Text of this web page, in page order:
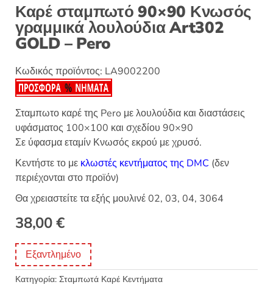
Καρέ σταμπωτό 90×90 Κνωσός
γραμμικά λουλούδια Art302
GOLD – Pero
Κωδικός προϊόντος: LA9002200
Σταμπωτο καρέ της Pero με λουλούδια και διαστάσεις
υφάσματος 100×100 και σχεδίου 90×90
Σε ύφασμα εταμίν Κνωσός εκρού με χρυσό.
Κεντήστε το με κλωστές κεντήματος της DMC (δεν
περιέχονται στο προϊόν)
Θα χρειαστείτε τα εξής μουλινέ 02, 03, 04, 3064
38,00€
Εξαντλημένο
Κατηγορία: Σταμπωτά Καρέ Κεντήματα